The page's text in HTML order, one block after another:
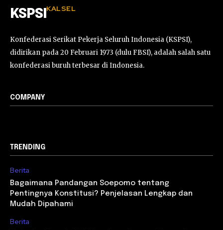
KSPSI KALSEL
Konfederasi Serikat Pekerja Seluruh Indonesia (KSPSI),
didirikan pada 20 Februari 1973 (dulu FBSI), adalah salah satu
konfederasi buruh terbesar di Indonesia.
COMPANY
TRENDING
Berita
Bagaimana Pandangan Soepomo tentang
Pentingnya Konstitusi? Penjelasan Lengkap dan
Mudah Dipahami
Berita